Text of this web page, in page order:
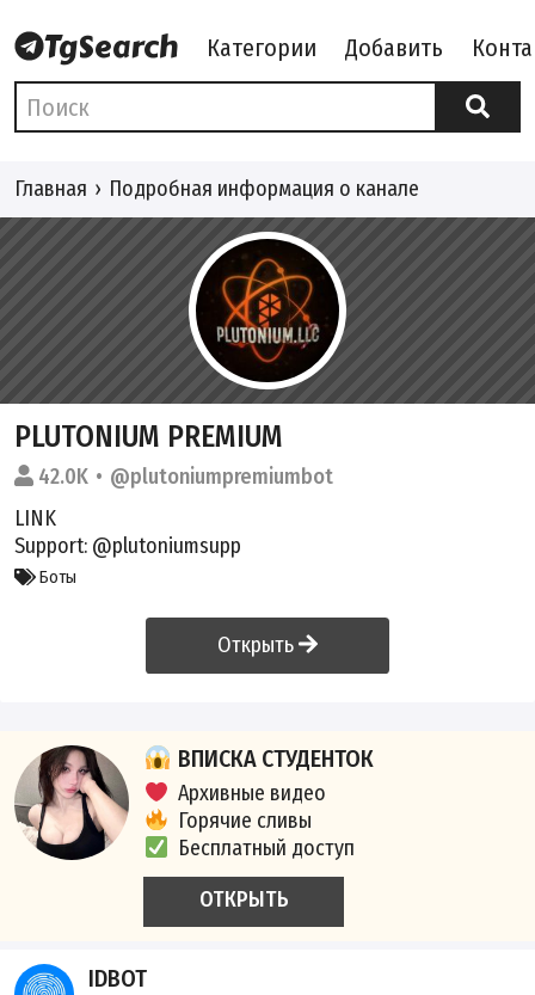
Категории Добавить
Главная Подробная информация о канале
PLUTONIUM PREMIUM
42.0K
@plutoniumpremiumbot
LINK
Support: @plutoniumsupp
Боты
Открыть
ВПИСКА СТУДЕНТОК
Архивные видео
Горячие сливы
Бесплатный доступ
ОТКРЫТЬ
IDBOT